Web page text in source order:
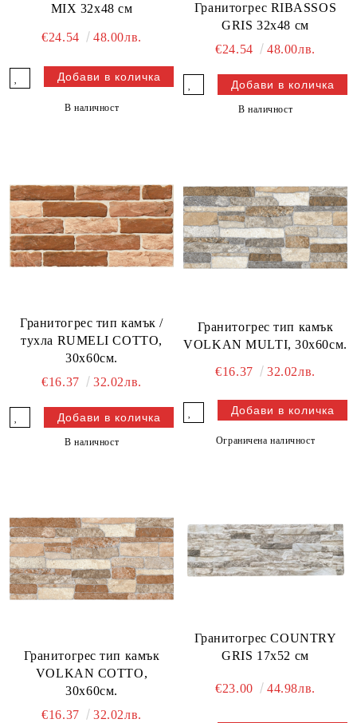
MIX 32x48 см
€24.54 48.00лв.
В наличност
Гранитогрес RIBASSOS
GRIS 32x48 см
€24.54
48.00лв.
В наличност
Гранитогрес тип камък /
тухла RUMELI COTTO,
30х60см.
€16.37
32.02лв.
В наличност
Гранитогрес тип камък
VOLKAN MULTI, 30х60см.
€16.37 32.02лв.
Ограничена наличност
Гранитогрес тип камък
VOLKAN COTTO,
30х60см.
€16.37
32.02лв.
Гранитогрес COUNTRY
GRIS 17x52 см
€23.00 44.98лв.